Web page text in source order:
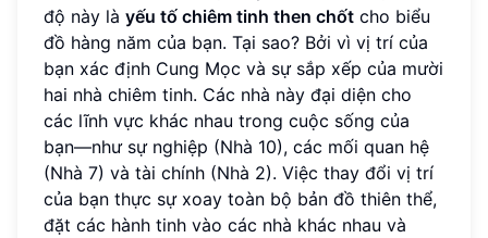
độ này là yếu tố chiêm tinh then chốt cho biểu
đồ hàng năm của bạn. Tại sao? Bởi vì vị trí của
bạn xác định Cung Mọc và sự sắp xếp của mười
hai nhà chiêm tinh. Các nhà này đại diện cho
các lĩnh vực khác nhau trong cuộc sống của
bạn—như sự nghiệp (Nhà 10), các mối quan hệ
(Nhà 7) và tài chính (Nhà 2). Việc thay đổi vị trí
của bạn thực sự xoay toàn bộ bản đồ thiên thể,
đặt các hành tinh vào các nhà khác nhau và